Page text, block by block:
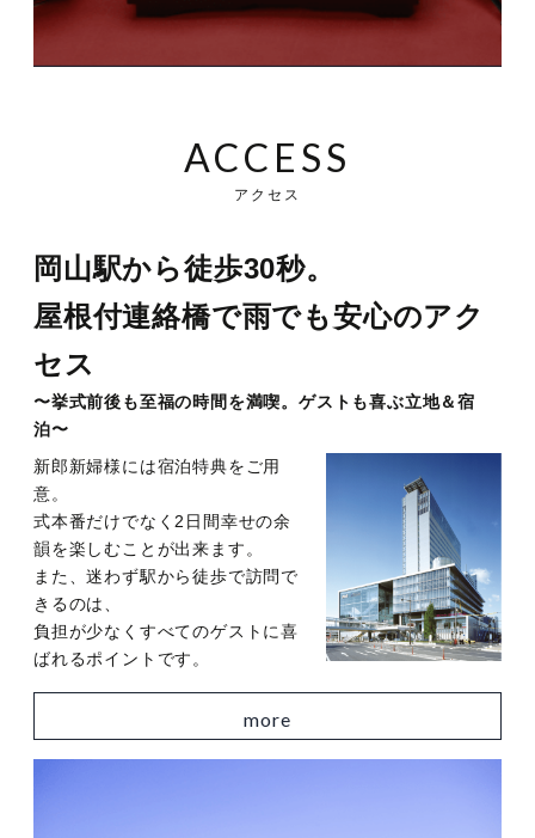
ACCESS
アクセス
岡山駅から徒歩30秒。
屋根付連絡橋で雨でも安心のアク
セス
〜挙式前後も至福の時間を満喫。ゲストも喜ぶ立地＆宿
泊〜
新郎新婦様には宿泊特典をご用
意。
式本番だけでなく2日間幸せの余
韻を楽しむことが出来ます。
また、迷わず駅から徒歩で訪問で
きるのは、
負担が少なくすべてのゲストに喜
ばれるポイントです。
more